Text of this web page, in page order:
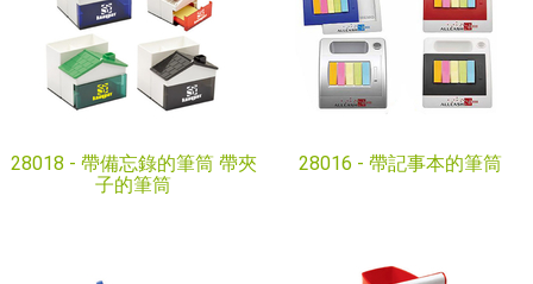
28018 - 帶備忘錄的筆筒 帶夾
子的筆筒
28016 - 帶記事本的筆筒